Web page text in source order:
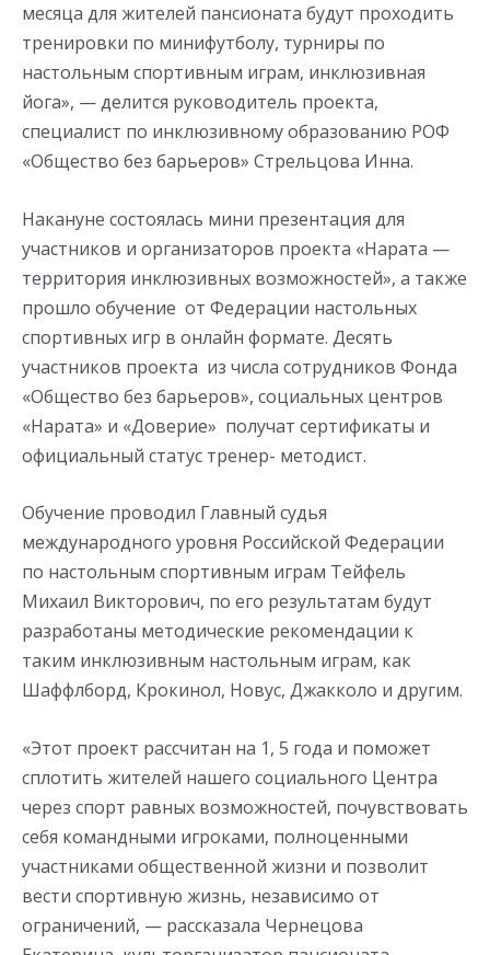
месяца для жителей пансионата будут проходить
тренировки по минифутболу, турниры по
настольным спортивным играм, инклюзивная
йога», — делится руководитель проекта,
специалист по инклюзивному образованию РОФ
«Общество без барьеров» Стрельцова Инна.
Накануне состоялась мини презентация для
участников и организаторов проекта «Нарата —
территория инклюзивных возможностей», а также
прошло обучение от Федерации настольных
спортивных игр в онлайн формате. Десять
участников проекта из числа сотрудников Фонда
«Общество без барьеров», социальных центров
«Нарата» и «Доверие» получат сертификаты и
официальный статус тренер- методист.
Обучение проводил Главный судья
международного уровня Российской Федерации
по настольным спортивным играм Тейфель
Михаил Викторович, по его результатам будут
разработаны методические рекомендации к
таким инклюзивным настольным играм, как
Шаффлборд, Крокинол, Новус, Джакколо и другим.
«Этот проект рассчитан на 1, 5 года и поможет
сплотить жителей нашего социального Центра
через спорт равных возможностей, почувствовать
себя командными игроками, полноценными
участниками общественной жизни и позволит
вести спортивную жизнь, независимо от
ограничений, — рассказала Чернецова